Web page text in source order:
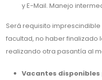
y E-Mail. Manejo
Será requisito
facultad, no haber finalizado
realizando otra pasantía al
Vacantes